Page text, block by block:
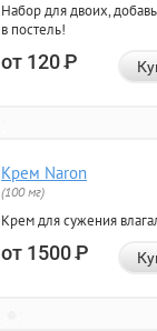
Набор для двоих, добавь
в постель!
от 120Р
Крем Naron
(100 мг)
Крем для сужения
от 1500Р